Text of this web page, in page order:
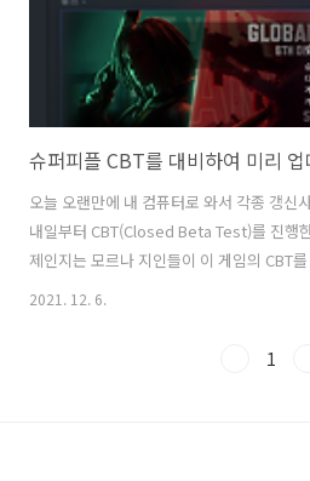
슈퍼피플 CBT를 대비하여 미리
오늘 오랜만에 내 컴퓨터로 와서 각종 갱신
내일부터 CBT(Closed Beta Test)를 진행
제인지는 모르나 지인들이 이 게임의 CBT
선정되서 열심히 플레이할 생각이다. 개인
을 극복한 게임이라고 생각한다. 특히 개발
2021. 12. 6.
1